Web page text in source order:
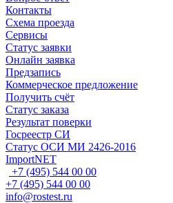
Контакты
Схема проезда
Сервисы
Статус заявки
Онлайн заявка
Предзапись
Коммерческое предложение
Получить счёт
Статус заказа
Результат поверки
Госреестр СИ
Статус ОСИ МИ 2426-2016
ImportNET
+7 (495) 544 00 00
+7 (495) 544 00 00
info@rostest.ru